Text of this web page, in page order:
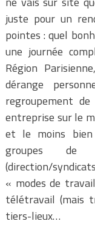
juste pour un
pointes : quel
une journée
Région
dérange
regroupement
entreprise sur le
et le moins bien
groupes
(direction/
« modes de
télétravail (mais
tiers-lieux…